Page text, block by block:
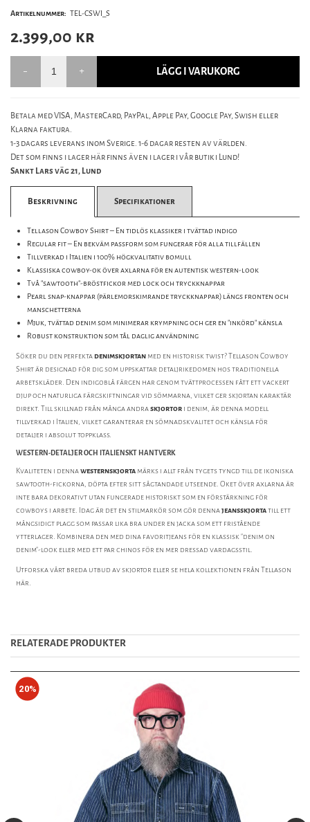
Artikelnummer: TEL-CSWI_S
2.399,00 kr
LÄGG I VARUKORG
Betala med VISA, MasterCard, PayPal, Apple Pay, Google Pay, Swish eller
Klarna faktura.
1-3 dagars leverans inom Sverige. 1-6 dagar resten av världen.
Det som finns i lager här finns även i lager i vår butik i Lund!
Sankt Lars väg 21, Lund
Beskrivning Specifikationer
Tellason Cowboy Shirt – En tidlös klassiker i tvättad indigo
Regular fit – En bekväm passform som fungerar för alla tillfällen
Tillverkad i Italien i 100% högkvalitativ bomull
Klassiska cowboy-ok över axlarna för en autentisk western-look
Två "sawtooth"-bröstfickor med lock och tryckknappar
Pearl snap-knappar (pärlemorskimrande tryckknappar) längs fronten och
manschetterna
Mjuk, tvättad denim som minimerar krympning och ger en "inkörd" känsla
Robust konstruktion som tål daglig användning
Söker du den perfektadenimskjortan med en historisk twist? Tellason Cowboy
Shirt är designad för dig som uppskattar detaljrikedomen hos traditionella
arbetskläder. Den indigoblå färgen har genom tvättprocessen fått ett vackert
djup och naturliga färgskiftningar vid sömmarna, vilket ger skjortan karaktär
direkt. Till skillnad från många andraskjortor i denim, är denna modell
tillverkad i Italien, vilket garanterar en sömnadskvalitet och känsla för
detaljer i absolut toppklass.
WESTERN-DETALJER OCH ITALIENSKT HANTVERK
Kvaliteten i dennawesternskjorta märks i allt från tygets tyngd till de ikoniska
sawtooth-fickorna, döpta efter sitt sågtandade utseende. Oket över axlarna är
inte bara dekorativt utan fungerade historiskt som en förstärkning för
cowboys i arbete. Idag är det en stilmarkör som gör dennajeansskjortatill ett
mångsidigt plagg som passar lika bra under en jacka som ett fristående
ytterlager. Kombinera den med dina favoritjeans för en klassisk "denim on
denim"-look eller med ett par chinos för en mer dressad vardagsstil.
Utforska vårt breda utbud avskjortor eller se hela kollektionen från Tellason
här.
RELATERADE PRODUKTER
20%